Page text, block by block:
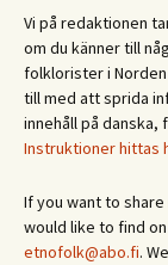
Vi på redaktionen
om du känner till
folklorister i
till med att sprida
innehåll på danska,
Instruktioner hittas
If you want to
would like to find
etnofolk@abo.fi.